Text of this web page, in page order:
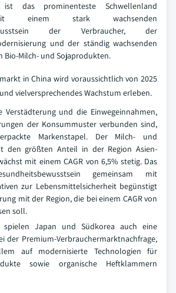
ist das prominenteste Schwellenland
einem stark wachsenden
der Verbraucher, der
und der ständig wachsenden
Bio-Milch- und Sojaprodukten.
in China wird voraussichtlich von 2025
vielversprechendes Wachstum erleben.
Verstädterung und die Einwegeinnahmen,
der Konsummuster verbunden sind,
Markenstapel. Der Milch- und
den größten Anteil in der Region Asien-
mit einem CAGR von 6,5% stetig. Das
gemeinsam mit
zur Lebensmittelsicherheit begünstigt
mit der Region, die bei einem CAGR von
soll.
spielen Japan und Südkorea auch eine
der Premium-Verbrauchermarktnachfrage,
auf modernisierte Technologien für
sowie organische Heftklammern